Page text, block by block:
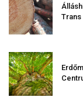
Trans